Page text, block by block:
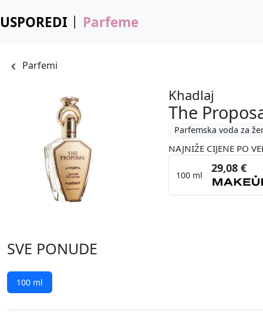
USPOREDI Parfeme
Parfemi
Khadlaj
The
Parfemska voda za
NAJNIŽE CIJENE PO
100 ml
29,08 €
SVE PONUDE
100 ml